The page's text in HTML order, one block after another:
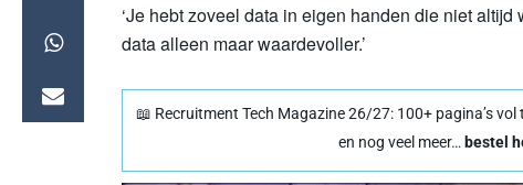
‘Je hebt zoveel data in eigen handen die niet
data alleen maar waardevoller.’
📖 Recruitment Tech Magazine 26/27: 100+ pagina’s
en nog veel meer… bestel